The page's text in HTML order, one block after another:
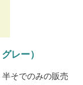
レー）
そでのみの販売